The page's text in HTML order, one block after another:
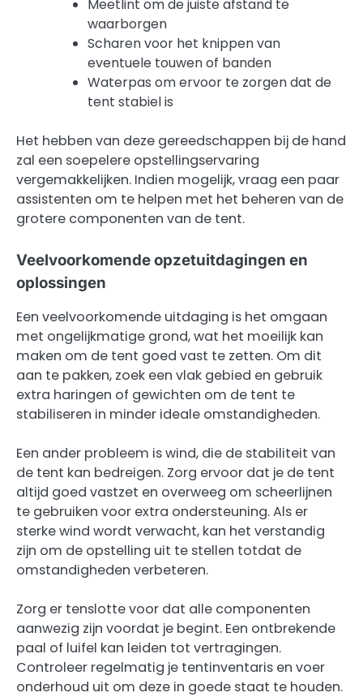
Meetlint om de juiste afstand te
waarborgen
Scharen voor het knippen van
eventuele touwen of banden
Waterpas om ervoor te zorgen dat de
tent stabiel is
Het hebben van deze gereedschappen bij de hand
zal een soepelere opstellingservaring
vergemakkelijken. Indien mogelijk, vraag een paar
assistenten om te helpen met het beheren van de
grotere componenten van de tent.
Veelvoorkomende opzetuitdagingen en
oplossingen
Een veelvoorkomende uitdaging is het omgaan
met ongelijkmatige grond, wat het moeilijk kan
maken om de tent goed vast te zetten. Om dit
aan te pakken, zoek een vlak gebied en gebruik
extra haringen of gewichten om de tent te
stabiliseren in minder ideale omstandigheden.
Een ander probleem is wind, die de stabiliteit van
de tent kan bedreigen. Zorg ervoor dat je de tent
altijd goed vastzet en overweeg om scheerlijnen
te gebruiken voor extra ondersteuning. Als er
sterke wind wordt verwacht, kan het verstandig
zijn om de opstelling uit te stellen totdat de
omstandigheden verbeteren.
Zorg er tenslotte voor dat alle componenten
aanwezig zijn voordat je begint. Een ontbrekende
paal of luifel kan leiden tot vertragingen.
Controleer regelmatig je tentinventaris en voer
onderhoud uit om deze in goede staat te houden.